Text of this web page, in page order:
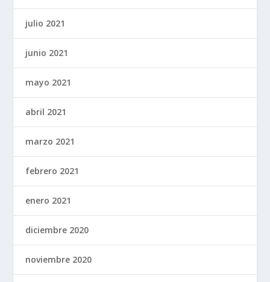
julio 2021
junio 2021
mayo 2021
abril 2021
marzo 2021
febrero 2021
enero 2021
diciembre 2020
noviembre 2020